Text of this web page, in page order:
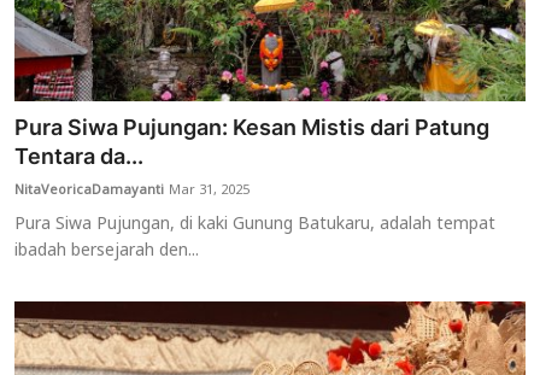
Pura Siwa Pujungan: Kesan Mistis dari Patung
Tentara da...
NitaVeoricaDamayanti Mar 31, 2025
Pura Siwa Pujungan, di kaki Gunung Batukaru, adalah tempat
ibadah bersejarah den...